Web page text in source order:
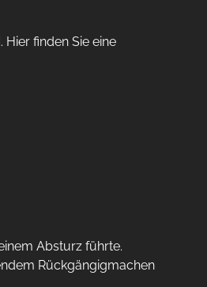
finden Sie eine
Absturz führte.
Rückgängigmachen